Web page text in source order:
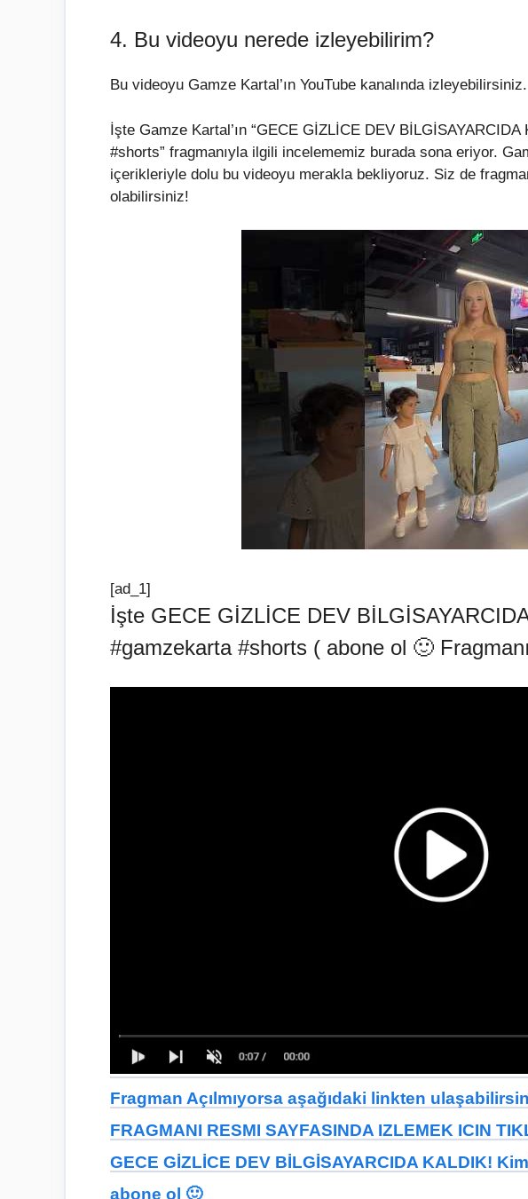
4. Bu videoyu nerede izleyebilirim?
Bu videoyu Gamze Kartal’ın YouTube kanalında
İşte Gamze Kartal’ın “GECE GİZLİCE DEV
#shorts” fragmanıyla ilgili incelememiz burada sona eriyor.
içerikleriyle dolu bu videoyu merakla bekliyoruz. Siz de
olabilirsiniz!
[ad_1]
İşte GECE GİZLİCE DEV
#gamzekarta #shorts ( abone ol 🙂
Fragman Açılmıyorsa aşağıdaki linkten
FRAGMANI RESMI SAYFASINDA IZLEMEK ICIN
GECE GİZLİCE DEV BİLGİSAYARCIDA KALDIK!
abone ol 🙂